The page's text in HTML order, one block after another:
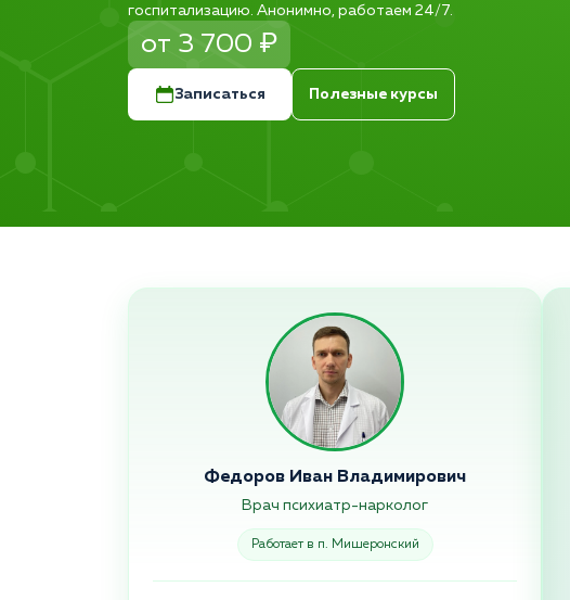
госпитализацию. Анонимно, работаем 24/7.
от 3 700 ₽
Записаться Полезные курсы
Федоров Иван Владимирович
Врач психиатр-нарколог
Работает в п. Мишеронский